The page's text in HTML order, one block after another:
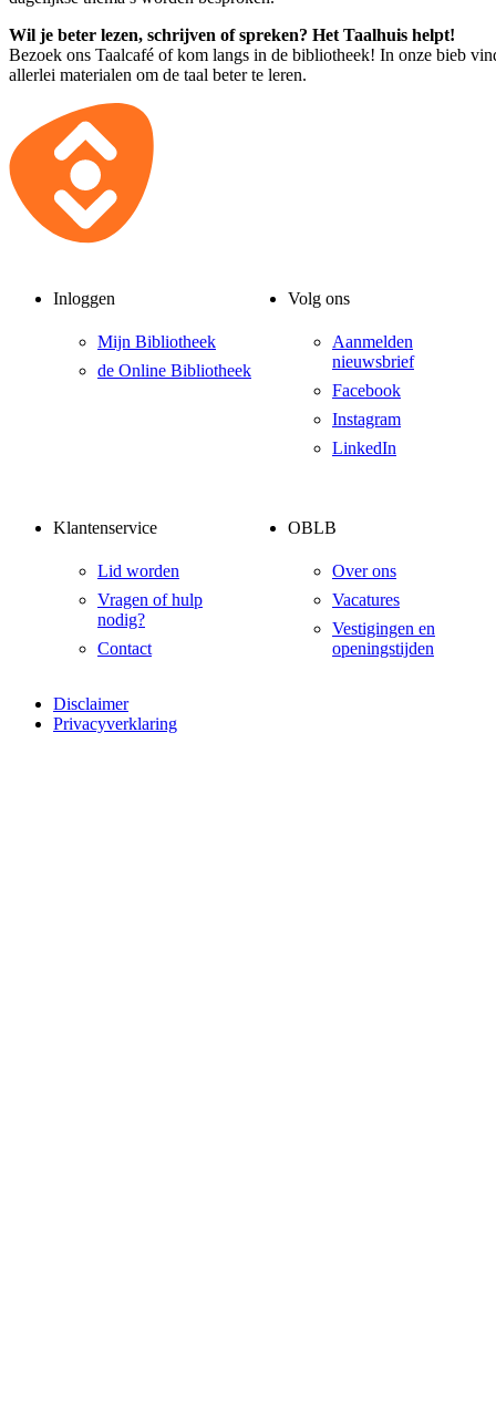
Wil je beter lezen, schrijven of spreken? Het Taalhuis helpt!
Bezoek ons Taalcafé of kom langs in de bibliotheek! In onze bieb
allerlei materialen om de taal beter te leren.
Inloggen
Mijn Bibliotheek
de Online Bibliotheek
Volg ons
Aanmelden
nieuwsbrief
Facebook
Instagram
LinkedIn
Klantenservice
Lid worden
Vragen of hulp
nodig?
Contact
OBLB
Over ons
Vacatures
Vestigingen en
openingstijden
Disclaimer
Privacyverklaring